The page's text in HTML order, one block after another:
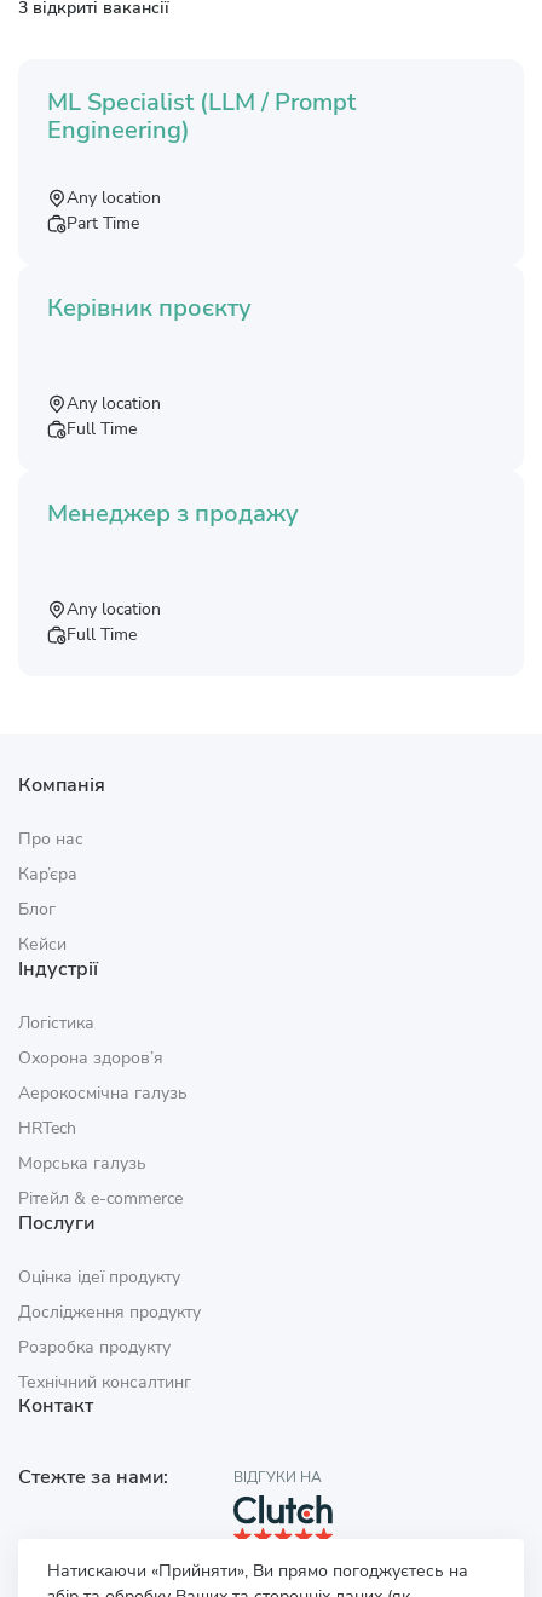
Натискаючи «Прийняти», Ви прямо погоджуєтесь на
3 відкриті вакансії
ML Specialist (LLM / Prompt
Engineering)
Any location
Part Time
Керівник проєкту
Any location
Full Time
Менеджер з продажу
Any location
Full Time
Компанія
Про нас
Кар’єра
Блог
Кейси
Індустрії
Логістика
Охорона здоров’я
Аерокосмічна галузь
HRTech
Морська галузь
Рітейл & e‑commerce
Послуги
Оцінка ідеї продукту
Дослідження продукту
Розробка продукту
Технічний консалтинг
Контакт
Стежте за нами: ВІДГУКИ НА